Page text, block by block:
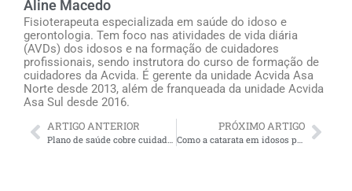
Aline Macedo
Fisioterapeuta especializada em saúde do idoso e
gerontologia. Tem foco nas atividades de vida diária
(AVDs) dos idosos e na formação de cuidadores
profissionais, sendo instrutora do curso de formação de
cuidadores da Acvida. É gerente da unidade Acvida Asa
Norte desde 2013, além de franqueada da unidade Acvida
Asa Sul desde 2016.
ARTIGO ANTERIOR PRÓXIMO ARTIGO